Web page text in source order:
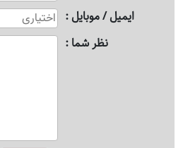
ایمیل / موبایل
نظر شما